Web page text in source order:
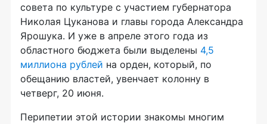
совета по культуре с участием губернатора
Николая Цуканова и главы города Александра
Ярошука. И уже в апреле этого года из
областного бюджета были выделены 4,5
миллиона рублей на орден, который, по
обещанию властей, увенчает колонну в
четверг, 20 июня.
Перипетии этой истории знакомы многим